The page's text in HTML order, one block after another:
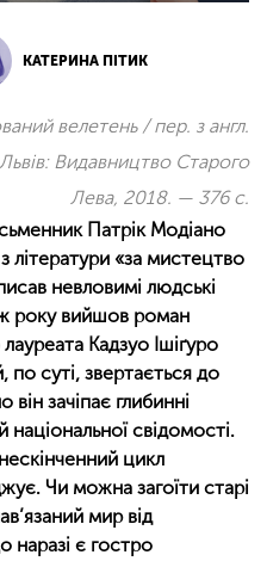
КАТЕРИНА ПІТИК
велетень / пер. з англ.
Видавництво Старого
Лева, 2018. — 376 с.
Патрік Модіано
літератури «за мистецтво
невловимі людські
року вийшов роман
Кадзуо Ішіґуро
суті, звертається до
зачіпає глибинні
національної свідомості.
цикл
Чи можна загоїти старі
мир від
наразі є гостро